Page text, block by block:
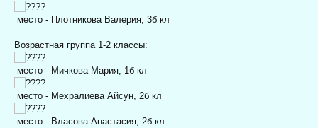
место - Плотникова Валерия, 3б кл
Возрастная группа 1-2 классы:
место - Мичкова Мария, 1б кл
место - Мехралиева Айсун, 2б кл
место - Власова Анастасия, 2б кл